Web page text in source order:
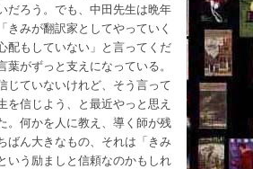
だろう。でも、中田先生は晩年
きみが翻訳家としてやっていく
配もしていない」と言ってくだ
葉がずっと支えになっている。
じていないけれど、そう言って
を信じよう、と最近やっと思え
。何かを人に教え、導く師が残
ばん大きなもの、それは「きみ
いう励ましと信頼なのかもしれ